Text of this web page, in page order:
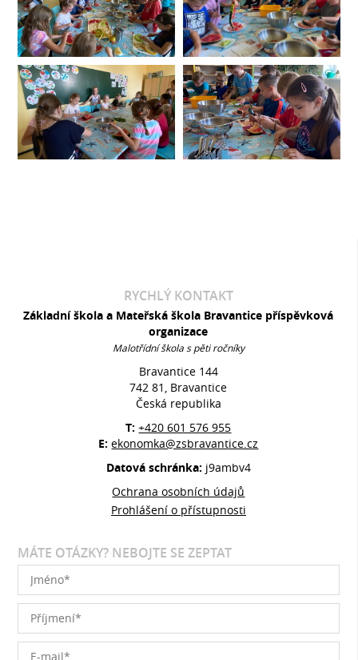
RYCHLÝ KONTAKT
Základní škola a Mateřská škola Bravantice příspěvková
organizace
Malotřídní škola s pěti ročníky
Bravantice 144
742 81, Bravantice
Česká republika
T:+420 601 576 955
E:ekonomka@zsbravantice.cz
Datová schránka: j9ambv4
Ochrana osobních údajů
Prohlášení o přístupnosti
MÁTE OTÁZKY? NEBOJTE SE ZEPTAT